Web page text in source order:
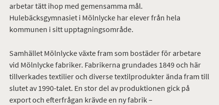
arbetar tätt ihop med gemensamma mål.
Hulebäcksgymnasiet i Mölnlycke har elever från hela
kommunen i sitt upptagningsområde.
Samhället Mölnlycke växte fram som bostäder för arbetare
vid Mölnlycke fabriker. Fabrikerna grundades 1849 och här
tillverkades textilier och diverse textilprodukter ända fram till
slutet av 1990-talet. En stor del av produktionen gick på
export och efterfrågan krävde en ny fabrik –